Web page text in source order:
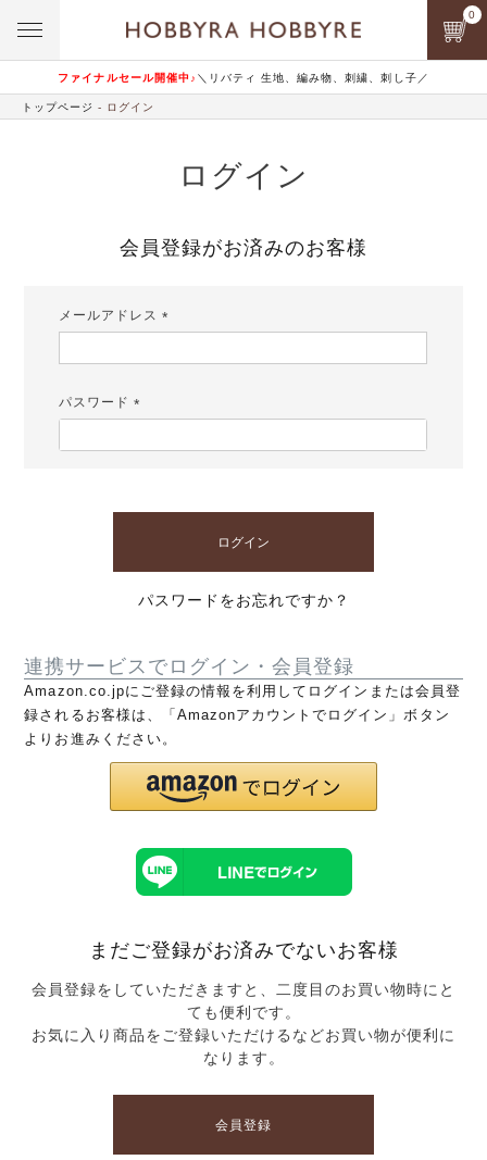
ファイナルセール開催中♪ ＼リバティ 生地、編み物、刺繍、刺し子／
0
トップページ ログイン
ログイン
会員登録がお済みのお客様
メールアドレス
パスワード
ログイン
パスワードをお忘れですか？
連携サービスでログイン・会員登録
Amazon.co.jpにご登録の情報を利用してログインまたは会員登
録されるお客様は、「Amazonアカウントでログイン」ボタン
よりお進みください。
まだご登録がお済みでないお客様
会員登録をしていただきますと、二度目のお買い物時にと
ても便利です。
お気に入り商品をご登録いただけるなどお買い物が便利に
なります。
会員登録